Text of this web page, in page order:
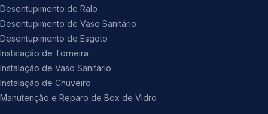
Desentupimento de Ralo
Desentupimento de Vaso Sanitário
Desentupimento de Esgoto
Instalação de Torneira
Instalação de Vaso Sanitário
Instalação de Chuveiro
Manutenção e Reparo de Box de Vidro